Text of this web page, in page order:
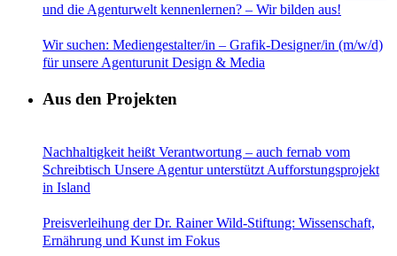
und die Agenturwelt kennenlernen? – Wir bilden aus!
Wir suchen: Mediengestalter/in – Grafik-Designer/in (m/w/d)
für unsere Agenturunit Design & Media
Aus den Projekten
Nachhaltigkeit heißt Verantwortung – auch fernab vom
Schreibtisch Unsere Agentur unterstützt Aufforstungsprojekt
in Island
Preisverleihung der Dr. Rainer Wild-Stiftung: Wissenschaft,
Ernährung und Kunst im Fokus